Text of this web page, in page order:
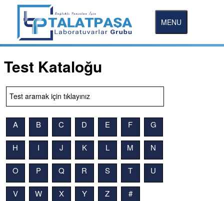
MENU
Test Kataloğu
A B C D E F G
H I J K L M N
O P Q R S T U
V W X Y Z #